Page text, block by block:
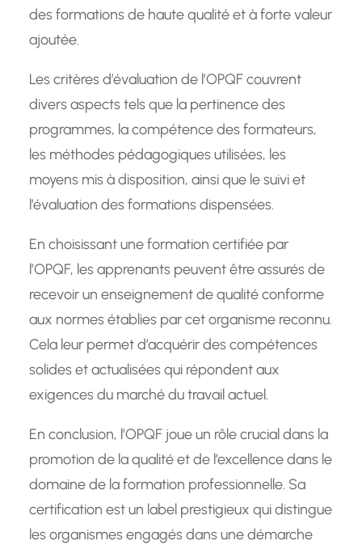
des formations de haute qualité et à forte valeur
ajoutée.
Les critères d’évaluation de l’OPQF couvrent
divers aspects tels que la pertinence des
programmes, la compétence des formateurs,
les méthodes pédagogiques utilisées, les
moyens mis à disposition, ainsi que le suivi et
l’évaluation des formations dispensées.
En choisissant une formation certifiée par
l’OPQF, les apprenants peuvent être assurés de
recevoir un enseignement de qualité conforme
aux normes établies par cet organisme reconnu.
Cela leur permet d’acquérir des compétences
solides et actualisées qui répondent aux
exigences du marché du travail actuel.
En conclusion, l’OPQF joue un rôle crucial dans la
promotion de la qualité et de l’excellence dans le
domaine de la formation professionnelle. Sa
certification est un label prestigieux qui distingue
les organismes engagés dans une démarche